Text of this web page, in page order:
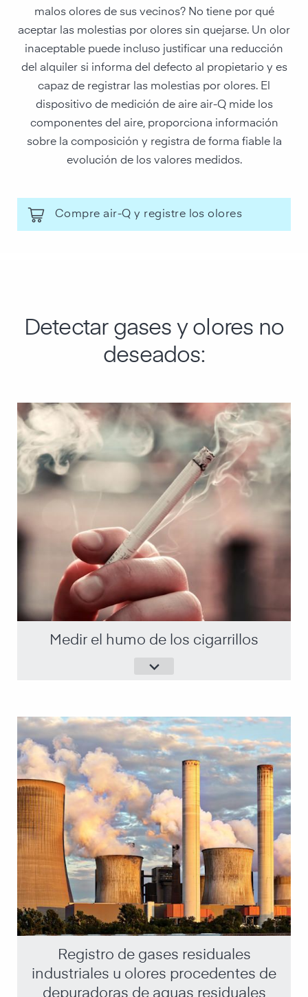
malos olores de sus vecinos? No tiene por qué
aceptar las molestias por olores sin quejarse. Un olor
inaceptable puede incluso justificar una reducción
del alquiler si informa del defecto al propietario y es
capaz de registrar las molestias por olores. El
dispositivo de medición de aire air-Q mide los
componentes del aire, proporciona información
sobre la composición y registra de forma fiable la
evolución de los valores medidos.
Compre air-Q y registre los olores
Detectar gases y olores no
deseados:
Medir el humo de los cigarrillos
keyboard_arrow_down
al humo del tabaco, puede solicitar periodos libres de
humo. Para ello, demuestre el riesgo constante para la
salud que supone el aumento de las partículas de
humo controlando la evolución de los niveles de
partículas.
→ Más información sobre la alarma de humo de cigarrillo
Registro de gases residuales
industriales u olores procedentes de
depuradoras de aguas residuales